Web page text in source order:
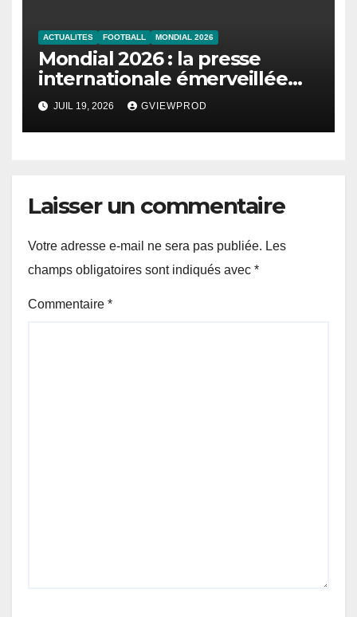
ACTUALITES FOOTBALL MONDIAL 2026
Mondial 2026 : la presse
internationale émerveillée
par un duel de choc entre la
France et l’Angleterre
JUIL 19, 2026 GVIEWPROD
Laisser un commentaire
Votre adresse e-mail ne sera pas publiée. Les
champs obligatoires sont indiqués avec *
Commentaire *